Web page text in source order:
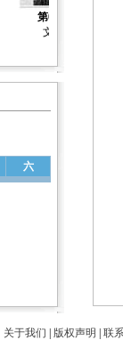
第04版
文化
六
关于我们 版权声明
联